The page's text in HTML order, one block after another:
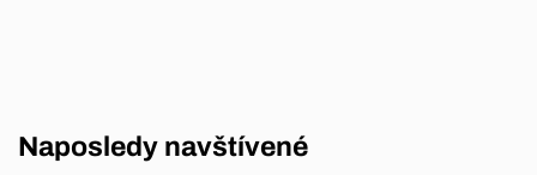
Naposledy navštívené